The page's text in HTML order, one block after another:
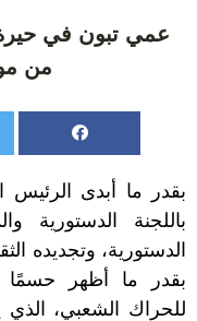
عمي تبون في
من
بقدر ما أبدى الرئيس
باللجنة الدستورية
الدستورية، وتجديده
بقدر ما أظهر حسمًا
للحراك الشعبي، الذي